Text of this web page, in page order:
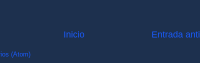
Entrada
Inicio
(Atom)